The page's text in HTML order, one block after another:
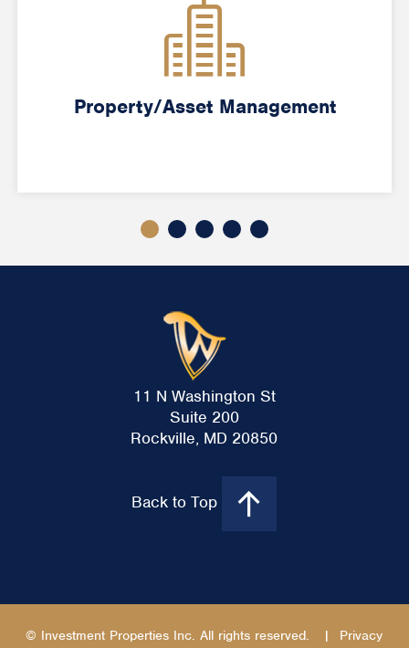
Property/Asset Management
11 N Washington St
Suite 200
Rockville, MD 20850
Back to Top
© Investment Properties Inc. All rights reserved. |
Privacy